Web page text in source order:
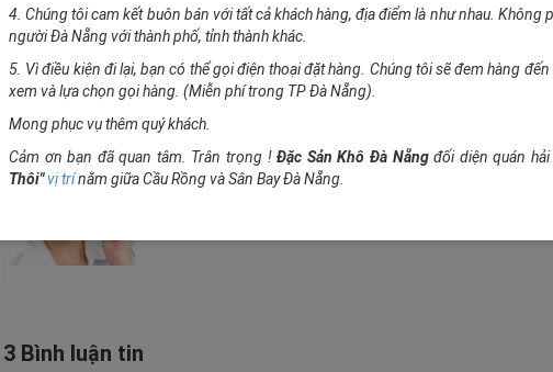
Chân thành cảm ơn các bạn đã ủng hộ và xin mời các bạn
lượng hơn. Đáp ứng được yêu cầu của các bạn gần xa.
3 Bình luận tin
4. Chúng tôi cam kết buôn bán với tất cả khách hàng, địa điểm là như nhau. Không
người Đà Nẵng với thành phố, tỉnh thành khác.
5. Vì điều kiện đi lại, bạn có thể gọi điện thoại đặt hàng. Chúng tôi sẽ đem hàng
xem và lựa chọn gọi hàng. (Miễn phí trong TP Đà Nẵng).
Mong phục vụ thêm quý khách.
Cảm ơn bạn đã quan tâm. Trân trọng !Đặc Sản Khô Đà Nẵngđối diện quán
Thôi"vị trínằm giữa Cầu Rồng và Sân Bay Đà Nẵng.